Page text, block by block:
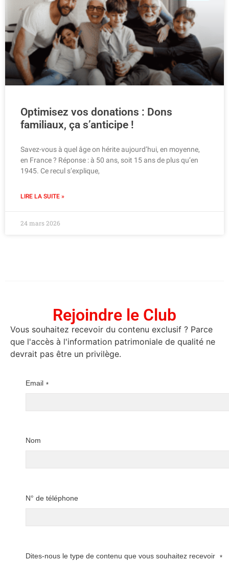
Optimisez vos donations : Dons
familiaux, ça s’anticipe !
Savez-vous à quel âge on hérite aujourd’hui, en moyenne,
en France ? Réponse : à 50 ans, soit 15 ans de plus qu’en
1945. Ce recul s’explique,
LIRE LA SUITE »
24 mars 2026
Rejoindre le Club
Vous souhaitez recevoir du contenu exclusif ? Parce
que l'accès à l'information patrimoniale de qualité ne
devrait pas être un privilège.
Email *
Nom
N° de téléphone
Dites-nous le type de contenu que vous souhaitez recevoir *